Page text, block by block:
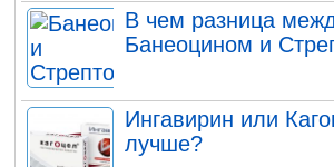
В чем разница
Банеоцином и
Ингавирин или
лучше?